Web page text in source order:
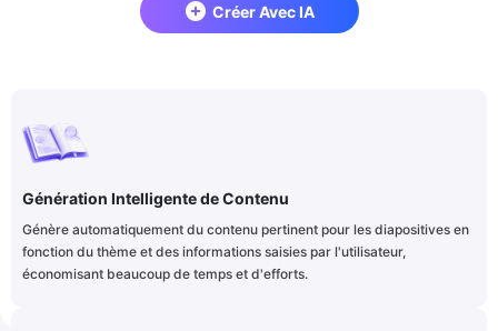
Créer Avec IA
Génération Intelligente de Contenu
Génère automatiquement du contenu pertinent pour les diapositives en
fonction du thème et des informations saisies par l'utilisateur,
économisant beaucoup de temps et d'efforts.